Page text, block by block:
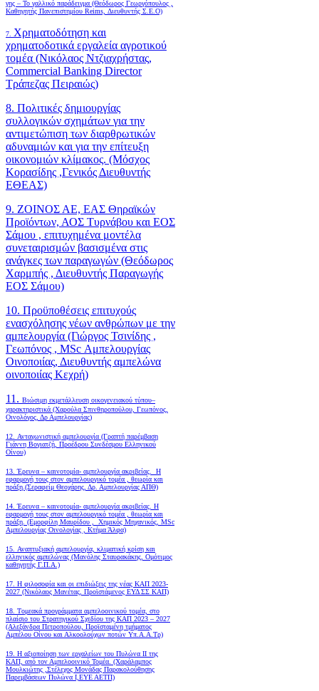
γης – Το γαλλικό παράδειγμα (Θεόδωρος Γεωργόπουλος ,
Καθηγητής Πανεπιστημίου Reims, Διευθυντής Σ.Ε.Ο)
7. Χρηματοδότηση και
χρηματοδοτικά εργαλεία αγροτικού
τομέα (Νικόλαος Ντζιαχρήστας,
Commercial Banking Director
Τράπεζας Πειραιώς)
8. Πολιτικές δημιουργίας
συλλογικών σχημάτων για την
αντιμετώπιση των διαρθρωτικών
αδυναμιών και για την επίτευξη
οικονομιών κλίμακος. (Μόσχος
Κορασίδης ,Γενικός Διευθυντής
ΕΘΕΑΣ)
9. ΖΟΙΝΟΣ ΑΕ, ΕΑΣ Θηραϊκών
Προϊόντων, ΑΟΣ Τυρνάβου και ΕΟΣ
Σάμου , επιτυχημένα μοντέλα
συνεταιρισμών βασισμένα στις
ανάγκες των παραγωγών (Θεόδωρος
Χαρμπής , Διευθυντής Παραγωγής
ΕΟΣ Σάμου)
10. Προϋποθέσεις επιτυχούς
ενασχόλησης νέων ανθρώπων με την
αμπελουργία (Γιώργος Τσινίδης ,
Γεωπόνος , MSc Αμπελουργίας
Οινοποιίας, Διευθυντής αμπελώνα
οινοποιίας Κεχρή)
11. Βιώσιμη εκμετάλλευση οικογενειακού τύπου–
χαρακτηριστικά (Χαρούλα Σπινθηροπούλου, Γεωπόνος,
Οινολόγος, Δρ Αμπελουργίας)
12. Ανταγωνιστική αμπελουργία (Γραπτή παρέμβαση
Γιάννη Βογιατζή, Προέδρου Συνδέσμου Ελληνικού
Οίνου)
13. Έρευνα – καινοτομία- αμπελουργία ακριβείας. Η
εφαρμογή τους στον αμπελουργικό τομέα , θεωρία και
πράξη.(Σεραφείμ Θεοχάρης, Δρ. Αμπελουργίας ΑΠΘ)
14. Έρευνα – καινοτομία- αμπελουργία ακριβείας. Η
εφαρμογή τους στον αμπελουργικό τομέα , θεωρία και
πράξη. (Εμορφίλη Μαυρίδου , Χημικός Μηχανικός, MSc
Αμπελουργίας Οινολογίας , Κτήμα Άλφα)
15. Αναπτυξιακή αμπελουργία, κλιματική κρίση και
ελληνικός αμπελώνας (Μανόλης Σταυρακάκης, Ομότιμος
καθηγητής Γ.Π.Α.)
17. Η φιλοσοφία και οι επιδιώξεις της νέας ΚΑΠ 2023-
2027 (Νικόλαος Μανέτας, Προϊστάμενος ΕΥΔ ΣΣ ΚΑΠ)
18. Tομεακά προγράμματα αμπελοοινικού τομέα, στο
πλαίσιο του Στρατηγικού Σχεδίου της ΚΑΠ 2023 – 2027
(Αλεξάνδρα Πετροπούλου, Προϊσταμένη τμήματος
Αμπέλου Οίνου και Αλκοολούχων ποτών Υπ.Α.Α.Τρ)
19. Η αξιοποίηση των εργαλείων του Πυλώνα ΙΙ της
ΚΑΠ, από τον Αμπελοοινικό Τομέα. (Χαράλαμπος
Μουλκιώτης ,Στέλεχος Μονάδας Παρακολούθησης
Παρεμβάσεων Πυλώνα Ι,ΕΥΕ ΑΕΤΠ)